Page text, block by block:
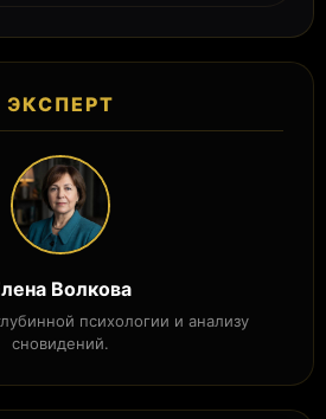
ЭКСПЕРТ
Волкова
психологии и анализу
сновидений.